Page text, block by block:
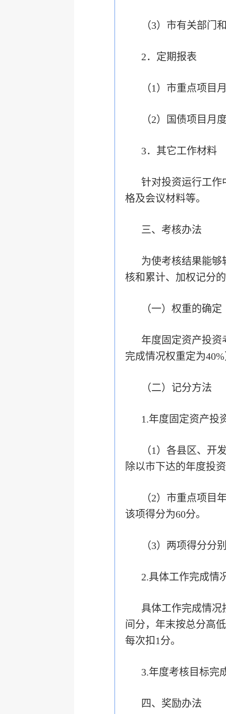
（3）市有关部门
2．定期报表
（1）市重点项目
（2）国债项目月
3．其它工作材料
针对投资运行工作
格及会议材料等。
三、考核办法
为使考核结果能
核和累计、加权记分
（一）权重的确定
年度固定资产投资
完成情况权重定为
（二）记分方法
1.年度固定资产投
（1）各县区、开
除以市下达的年度投
（2）市重点项目
该项得分为60分。
（3）两项得分分
2.具体工作完成情
具体工作完成情
间分，年末按总分高
每次扣1分。
3.年度考核目标完
四、奖励办法